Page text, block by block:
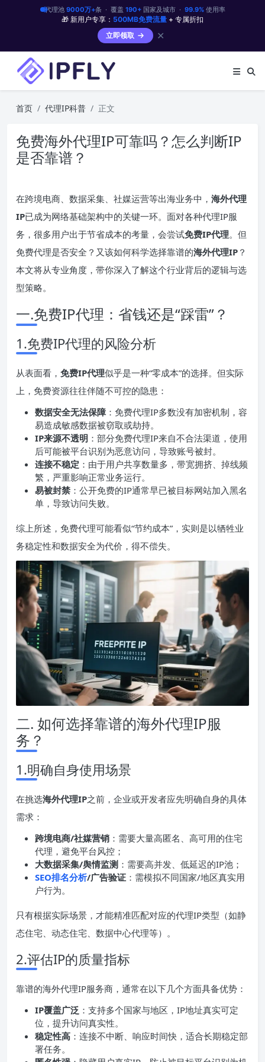
代理池 9000万+条 · 覆盖 190+国家及城市 · 99.9%使用率
🎁 新用户专享： 500MB免费流量 + 专属折扣
立即领取
✕
首页 代理IP科普 正文
免费海外代理IP可靠吗？怎么判断IP
是否靠谱？
在跨境电商、数据采集、社媒运营等出海业务中， 海外代理
IP已成为网络基础架构中的关键一环。面对各种代理IP服
务，很多用户出于节省成本的考量，会尝试免费IP代理。但
免费代理是否安全？又该如何科学选择靠谱的海外代理IP ？
本文将从专业角度，带你深入了解这个行业背后的逻辑与选
型策略。
一.免费IP代理：省钱还是“踩雷”？
1.免费IP代理的风险分析
从表面看， 免费IP代理似乎是一种“零成本”的选择。但实际
上，免费资源往往伴随不可控的隐患：
数据安全无法保障 ：免费代理IP多数没有加密机制，容
易造成敏感数据被窃取或劫持。
IP来源不透明 ：部分免费代理IP来自不合法渠道，使用
后可能被平台识别为恶意访问，导致账号被封。
连接不稳定 ：由于用户共享数量多，带宽拥挤、掉线频
繁，严重影响正常业务运行。
易被封禁 ：公开免费的IP通常早已被目标网站加入黑名
单，导致访问失败。
综上所述，免费代理可能看似“节约成本”，实则是以牺牲业
务稳定性和数据安全为代价，得不偿失。
二. 如何选择靠谱的海外代理IP服
务？
1.明确自身使用场景
在挑选海外代理IP之前，企业或开发者应先明确自身的具体
需求：
跨境电商/社媒营销 ：需要大量高匿名、高可用的住宅
代理，避免平台风控；
大数据采集/舆情监测 ：需要高并发、低延迟的IP池；
SEO排名分析/广告验证 ：需模拟不同国家/地区真实用
户行为。
只有根据实际场景，才能精准匹配对应的代理IP类型（如静
态住宅、动态住宅、数据中心代理等）。
2.评估IP的质量指标
靠谱的海外代理IP服务商，通常在以下几个方面具备优势：
IP覆盖广泛 ：支持多个国家与地区，IP地址真实可定
位，提升访问真实性。
稳定性高 ：连接不中断、响应时间快，适合长期稳定部
署任务。